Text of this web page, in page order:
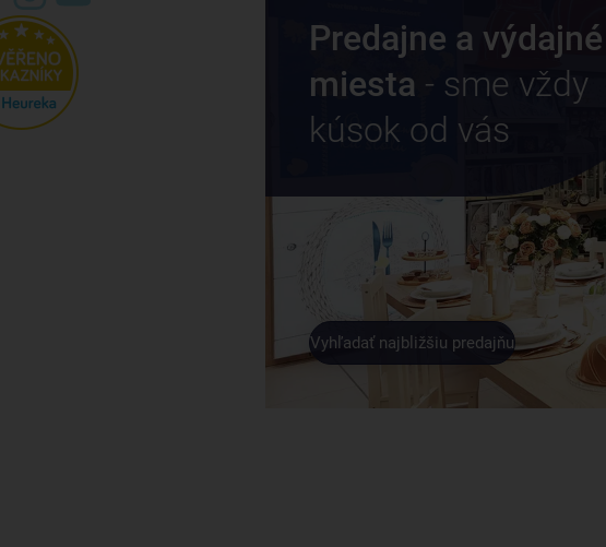
Predajne a výdajné
miesta - sme vždy
kúsok od vás
Vyhľadať najbližšiu predajňu